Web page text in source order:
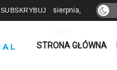
SUBSKRYBUJ sierpnia,
STRONA GŁÓWNA